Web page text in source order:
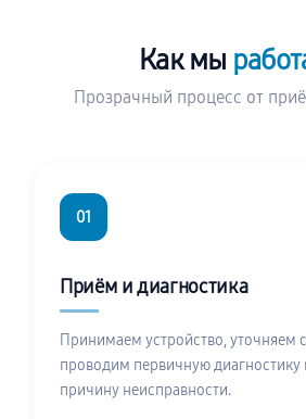
Как мы
Прозрачный процесс от
01
Приём и диагностика
Принимаем устройство, уточняем
проводим первичную диагностику
причину неисправности.